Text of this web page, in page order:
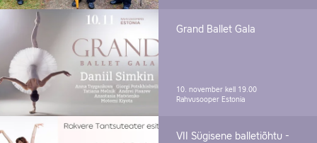
Grand Ballet Gala
10. november kell 19.00
Rahvusooper Estonia
VII Sügisene balletiõhtu -